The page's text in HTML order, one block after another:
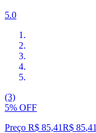
5.0
(3)
5% OFF
Preço R$ 85,41R$ 85,41